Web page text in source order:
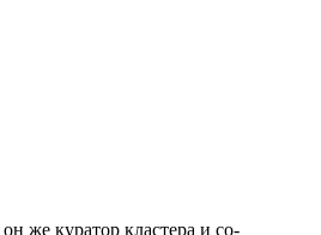
же куратор кластера и со-